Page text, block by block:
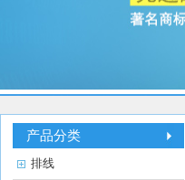
产品分类
排线